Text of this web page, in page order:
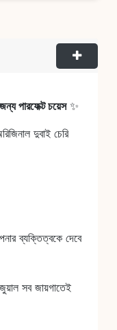
পারফেক্ট চয়েস✨
দুবাই চেরি
ব্যক্তিত্বকে দেবে
সব জায়গাতেই